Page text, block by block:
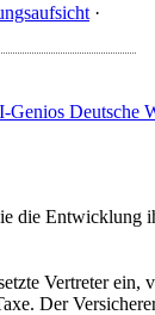
·
Genios Deutsche
die Entwicklung
Vertreter
Der